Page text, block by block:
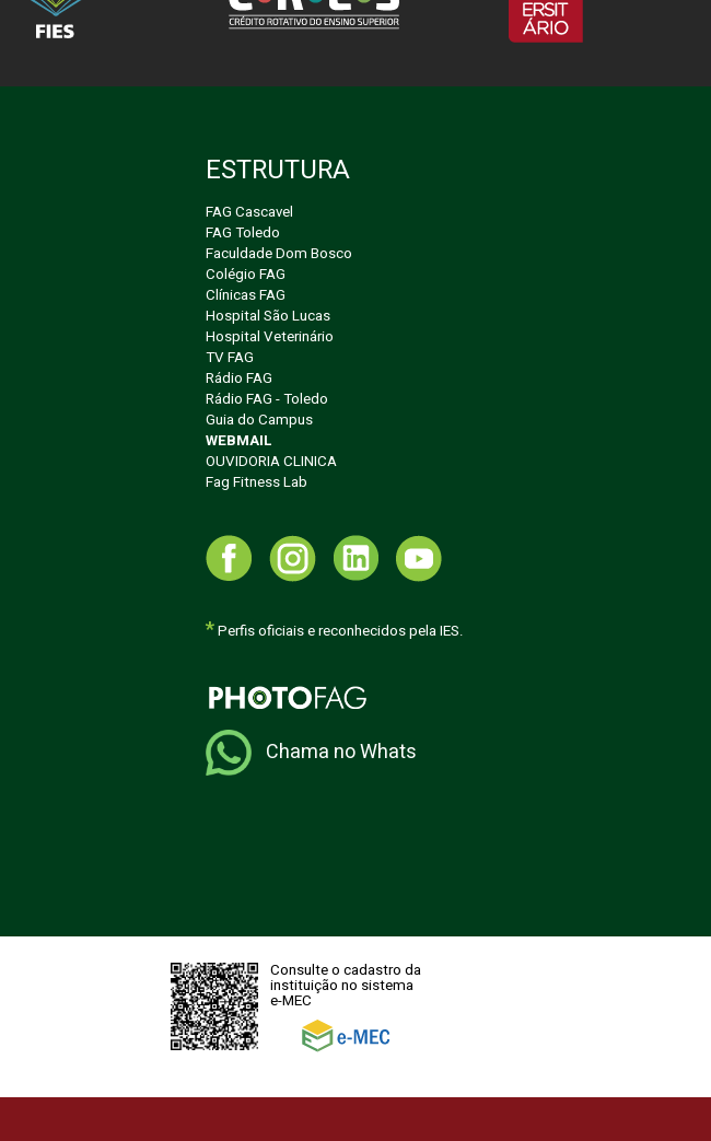
ESTRUTURA
FAG Cascavel
FAG Toledo
Faculdade Dom Bosco
Colégio FAG
Clínicas FAG
Hospital São Lucas
Hospital Veterinário
TV FAG
Rádio FAG
Rádio FAG - Toledo
Guia do Campus
WEBMAIL
OUVIDORIA CLINICA
Fag Fitness Lab
*Perfis oficiais e reconhecidos pela IES.
Chama no Whats
Consulte o cadastro da
instituição no sistema
e-MEC